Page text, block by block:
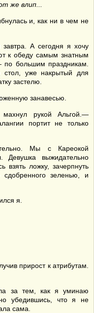
же влип...
и, как ни в чем не
А сегодня я хочу
к обеду самым знатным
большим праздникам.
уже накрытый для
застелю.
занавесью.
рукой Альгой.—
портит не только
Мы с Кареокой
Девушка выжидательно
взять ложку, зачерпнуть
сдобренного зеленью, и
я.
прирост к атрибутам.
за тем, как я уминаю
убедившись, что я не
сама.